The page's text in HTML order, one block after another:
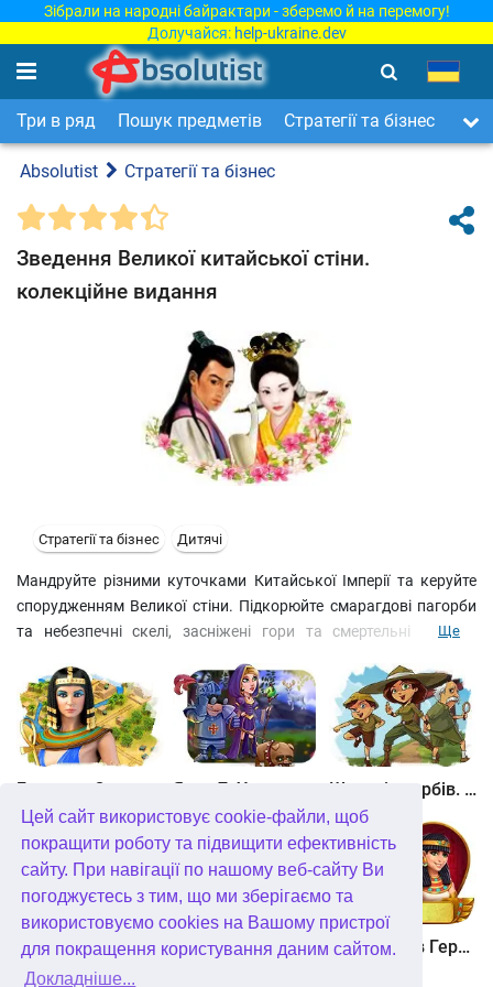
Цей сайт використовує cookie-файли, щоб
покращити роботу та підвищити ефективність
сайту. При навігації по нашому веб-сайту Ви
погоджуєтесь з тим, що ми зберігаємо та
використовуємо cookies на Вашому пристрої
для покращення користування даним сайтом.
Докладніше...
Зібрали на народні байрактари - зберемо й на перемогу!
Долучайся: help-ukraine.dev
Три в ряд Пошук предметів Стратегії та бізнес
Absolutist Стратегії та бізнес
Зведення Великої китайської стіни.
колекційне видання
Стратегії та бізнес Дитячі
Мандруйте різними куточками Китайської Імперії та керуйте
спорудженням Великої стіни. Підкорюйте смарагдові пагорби
та небезпечні скелі, засніжені гори та смертельні пустелі.
– драконами, що вогнедишать. Запасайте їжу та деревину,
добувайте камінь та залізо, ховайтеся від бур та гроз заради
порятунку країни та любові прекрасної дівчини. Організуйте
будівництво унікальної споруди!
Ще
Шукачі скарбів. Камінь душі
Шукачі скарбів. Сніжна королева. колекційне видання Алісія Квотермейн 3. Таємниця палаючого золота. колекційне видання 12 подвигів Геракла. Як я зустрів Мегару. колекційне видання